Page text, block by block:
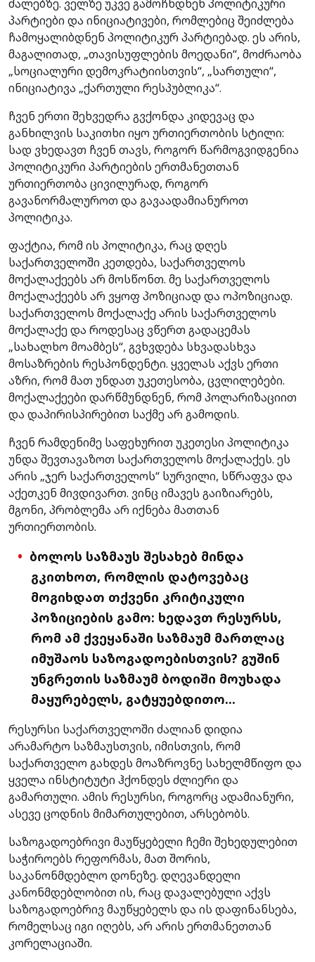
ძალებზე. ველზე უკვე გამოჩნდნენ პოლიტიკური
პარტიები და ინიციატივები, რომლებიც შეიძლება
ჩამოყალიბდნენ პოლიტიკურ პარტიებად. ეს არის,
მაგალითად, „თავისუფლების მოედანი“, მოძრაობა
„სოციალური დემოკრატიისთვის“, „სართული“,
ინიციატივა „ქართული რესპუბლიკა“.
ჩვენ ერთი შეხვედრა გვქონდა კიდევაც და
განხილვის საკითხი იყო ურთიერთობის სტილი:
სად ვხედავთ ჩვენ თავს, როგორ წარმოგვიდგენია
პოლიტიკური პარტიების ერთმანეთთან
ურთიერთობა ცივილურად, როგორ
გავანორმალუროთ და გავაადამიანუროთ
პოლიტიკა.
ფაქტია, რომ ის პოლიტიკა, რაც დღეს
საქართველოში კეთდება, საქართველოს
მოქალაქეებს არ მოსწონთ. მე საქართველოს
მოქალაქეებს არ ვყოფ პოზიციად და ოპოზიციად.
საქართველოს მოქალაქე არის საქართველოს
მოქალაქე და როდესაც ვწერთ გადაცემას
„სახალხო მოამბეს“, გვხვდება სხვადასხვა
მოსაზრების რესპონდენტი. ყველას აქვს ერთი
აზრი, რომ მათ უნდათ უკეთესობა, ცვლილებები.
მოქალაქეები დარწმუნდნენ, რომ პოლარიზაციით
და დაპირისპირებით საქმე არ გამოდის.
ჩვენ რამდენიმე საფეხურით უკეთესი პოლიტიკა
უნდა შევთავაზოთ საქართველოს მოქალაქეს. ეს
არის „ჯერ საქართველოს“ სურვილი, სწრაფვა და
აქეთკენ მივდივართ. ვინც იმავეს გაიზიარებს,
მგონი, პრობლემა არ იქნება მათთან
ურთიერთობის.
ბოლოს საზმაუს შესახებ მინდა
გკითხოთ, რომლის დატოვებაც
მოგიხდათ თქვენი კრიტიკული
პოზიციების გამო: ხედავთ რესურსს,
რომ ამ ქვეყანაში საზმაუმ მართლაც
იმუშაოს საზოგადოებისთვის? გუშინ
უნგრეთის საზმაუმ ბოდიში მოუხადა
მაყურებელს, გატყუებდითო…
რესურსი საქართველოში ძალიან დიდია
არამარტო საზმაუსთვის, იმისთვის, რომ
საქართველო გახდეს მოაზროვნე სახელმწიფო და
ყველა ინსტიტუტი ჰქონდეს ძლიერი და
გამართული. ამის რესურსი, როგორც ადამიანური,
ასევე ცოდნის მიმართულებით, არსებობს.
საზოგადოებრივი მაუწყებელი ჩემი შეხედულებით
საჭიროებს რეფორმას, მათ შორის,
საკანონმდებლო დონეზე. დღევანდელი
კანონმდებლობით ის, რაც დავალებული აქვს
საზოგადოებრივ მაუწყებელს და ის დაფინანსება,
რომელსაც იგი იღებს, არ არის ერთმანეთთან
კორელაციაში.